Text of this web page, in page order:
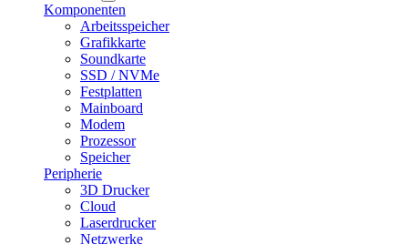
Komponenten
Arbeitsspeicher
Grafikkarte
Soundkarte
SSD / NVMe
Festplatten
Mainboard
Modem
Prozessor
Speicher
Peripherie
3D Drucker
Cloud
Laserdrucker
Netzwerke